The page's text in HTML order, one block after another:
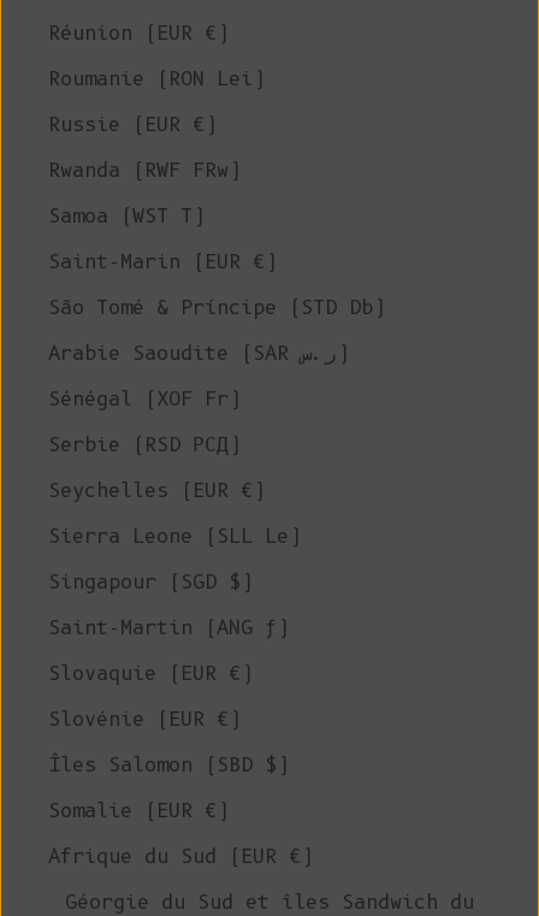
Réunion (EUR €)
Roumanie (RON Lei)
Russie (EUR €)
Rwanda (RWF FRw)
Samoa (WST T)
Saint-Marin (EUR €)
São Tomé & Príncipe (STD Db)
Arabie Saoudite (SAR ر.س)
Sénégal (XOF Fr)
Serbie (RSD РСД)
Seychelles (EUR €)
Sierra Leone (SLL Le)
Singapour (SGD $)
Saint-Martin (ANG ƒ)
Slovaquie (EUR €)
Slovénie (EUR €)
Îles Salomon (SBD $)
Somalie (EUR €)
Afrique du Sud (EUR €)
Géorgie du Sud et îles Sandwich du